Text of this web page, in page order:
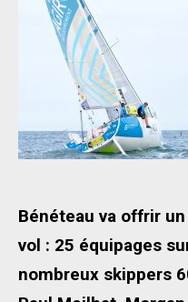
Bénéteau va offrir
vol : 25 équipages
nombreux skippers